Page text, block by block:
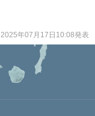
2025年07月17日10:08発表